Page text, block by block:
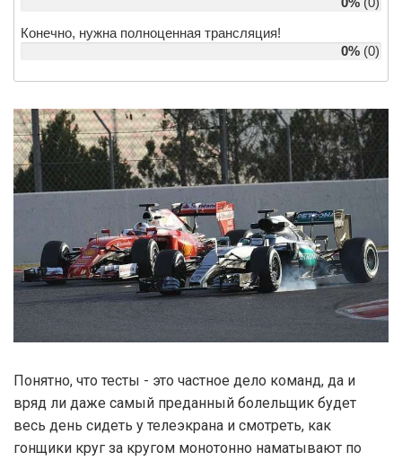
Конечно, нужна полноценная трансляция!
0% (0)
Понятно, что тесты - это частное дело команд, да и
вряд ли даже самый преданный болельщик будет
весь день сидеть у телеэкрана и смотреть, как
гонщики круг за кругом монотонно наматывают по